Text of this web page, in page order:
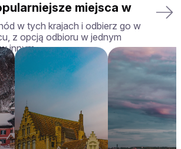
miejsca w
w tych krajach i odbierz go w
z opcją odbioru w jednym
innym.